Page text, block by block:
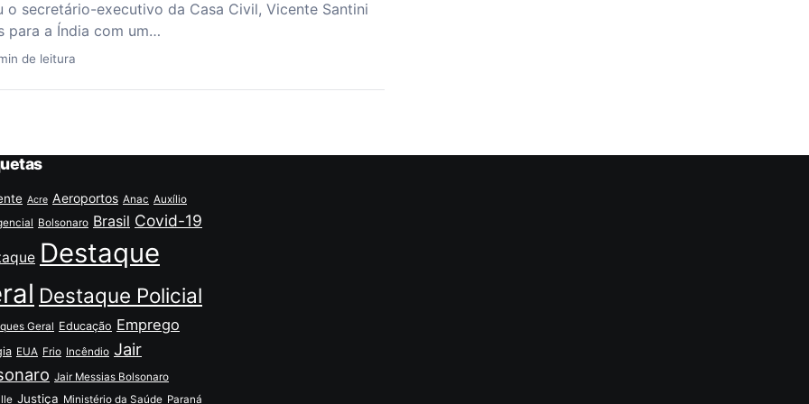
o secretário-executivo da Casa Civil, Vicente Santini
para a Índia com um…
de leitura
Acre Aeroportos Anac Auxílio
Bolsonaro Brasil Covid-19
Destaque
Destaque Policial
Geral Educação Emprego
EUA Frio Incêndio Jair
Jair Messias Bolsonaro
Justiça Ministério da Saúde Paraná